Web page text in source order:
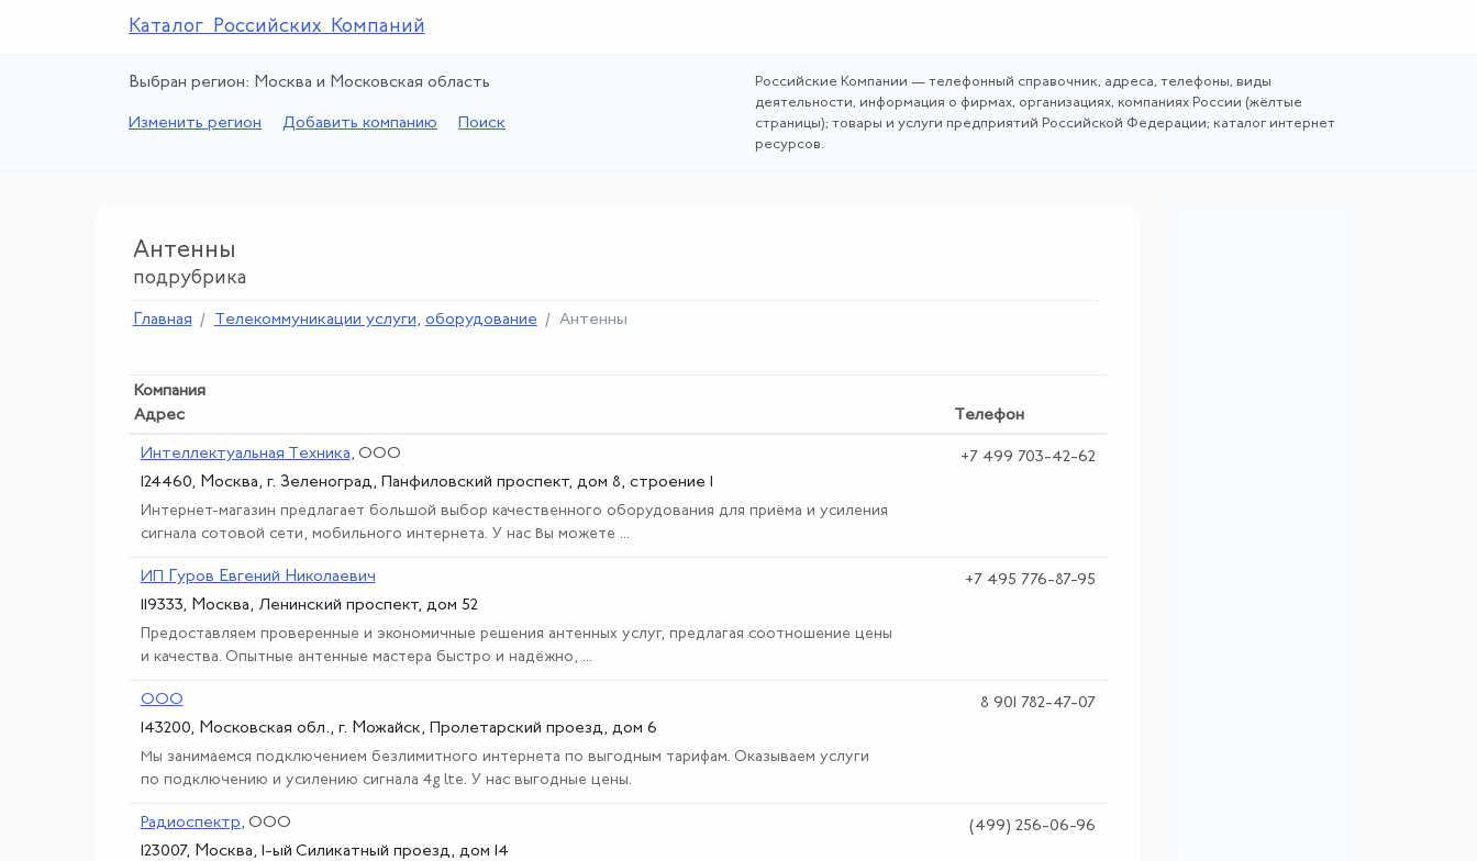
Каталог Российских Компаний
Выбран регион: Москва и Московская область
Изменить регион Добавить компанию Поиск
Российские Компании — телефонный справочник, адреса, телефоны, виды
деятельности, информация о фирмах, организациях, компаниях России (жёлтые
страницы); товары и услуги предприятий Российской Федерации; каталог интернет
ресурсов.
Антенны
подрубрика
Главная Телекоммуникации услуги, оборудование Антенны
Компания
Адрес
Телефон
Интеллектуальная Техника, ООО
124460, Москва, г. Зеленоград, Панфиловский проспект, дом 8, строение 1
Интернет-магазин предлагает большой выбор качественного оборудования для приёма и усиления
сигнала сотовой сети, мобильного интернета. У нас Вы можете ...
+7 499 703-42-62
ИП Гуров Евгений Николаевич
119333, Москва, Ленинский проспект, дом 52
Предоставляем проверенные и экономичные решения антенных услуг, предлагая соотношение цены
и качества. Опытные антенные мастера быстро и надёжно, ...
+7 495 776-87-95
ООО
143200, Московская обл., г. Можайск, Пролетарский проезд, дом 6
Мы занимаемся подключением безлимитного интернета по выгодным тарифам. Оказываем услуги
по подключению и усилению сигнала 4g lte. У нас выгодные цены.
8 901 782-47-07
Радиоспектр, ООО
123007, Москва, 1-ый Силикатный проезд, дом 14
(499) 256-06-96